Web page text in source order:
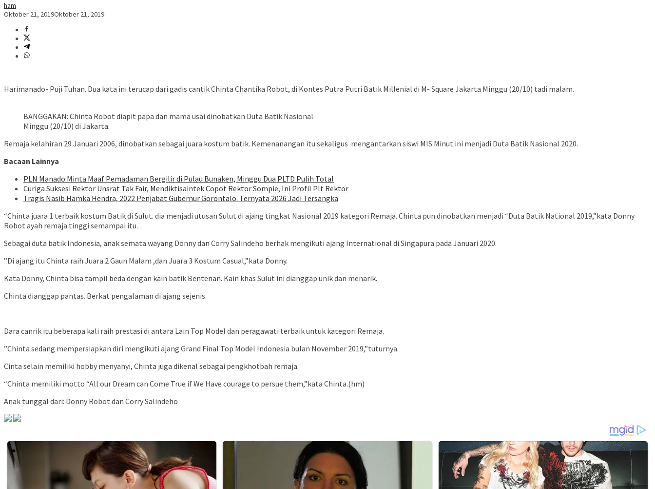
ham
Oktober 21, 2019Oktober 21, 2019
Harimanado- Puji Tuhan. Dua kata ini terucap dari gadis cantik Chinta Chantika Robot, di Kontes Putra Putri Batik Millenial di M- Square Jakarta Minggu (20/10) tadi malam.
BANGGAKAN: Chinta Robot diapit papa dan mama usai dinobatkan Duta Batik Nasional
Minggu (20/10) di Jakarta.
Remaja kelahiran 29 Januari 2006, dinobatkan sebagai juara kostum batik. Kemenanangan itu sekaligus mengantarkan siswi MIS Minut ini menjadi Duta Batik Nasional 2020.
Bacaan Lainnya
PLN Manado Minta Maaf Pemadaman Bergilir di Pulau Bunaken, Minggu Dua PLTD Pulih Total
Curiga Suksesi Rektor Unsrat Tak Fair, Mendiktisaintek Copot Rektor Sompie, Ini Profil Plt Rektor
Tragis Nasib Hamka Hendra, 2022 Penjabat Gubernur Gorontalo. Ternyata 2026 Jadi Tersangka
“Chinta juara 1 terbaik kostum Batik di Sulut. dia menjadi utusan Sulut di ajang tingkat Nasional 2019 kategori Remaja. Chinta pun dinobatkan menjadi “Duta Batik National 2019,”kata Donny
Robot ayah remaja tinggi semampai itu.
Sebagai duta batik Indonesia, anak semata wayang Donny dan Corry Salindeho berhak mengikuti ajang International di Singapura pada Januari 2020.
”Di ajang itu Chinta raih Juara 2 Gaun Malam ,dan Juara 3 Kostum Casual,”kata Donny.
Kata Donny, Chinta bisa tampil beda dengan kain batik Bentenan. Kain khas Sulut ini dianggap unik dan menarik.
Chinta dianggap pantas. Berkat pengalaman di ajang sejenis.
Dara canrik itu beberapa kali raih prestasi di antara Lain Top Model dan peragawati terbaik untuk kategori Remaja.
”Chinta sedang mempersiapkan diri mengikuti ajang Grand Final Top Model Indonesia bulan November 2019,”tuturnya.
Cinta selain memiliki hobby menyanyi, Chinta juga dikenal sebagai pengkhotbah remaja.
“Chinta memiliki motto “All our Dream can Come True if We Have courage to persue them,”kata Chinta.(hm)
Anak tunggal dari: Donny Robot dan Corry Salindeho